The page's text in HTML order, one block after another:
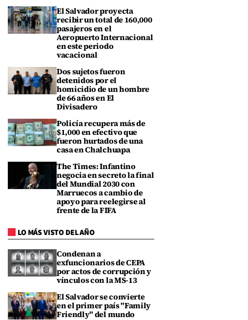
El Salvador proyecta
recibir un total de 160,000
pasajeros en el
Aeropuerto Internacional
en este periodo
vacacional
Dos sujetos fueron
detenidos por el
homicidio de un hombre
de 66 años en El
Divisadero
Policía recupera más de
$1,000 en efectivo que
fueron hurtados de una
casa en Chalchuapa
The Times: Infantino
negocia en secreto la final
del Mundial 2030 con
Marruecos a cambio de
apoyo para reelegirse al
frente de la FIFA
LO MÁS VISTO DEL AÑO
Condenan a
exfuncionarios de CEPA
por actos de corrupción y
vínculos con la MS-13
El Salvador se convierte
en el primer país "Family
Friendly" del mundo